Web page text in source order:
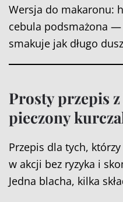
Wersja do makaronu:
cebula podsmażona
smakuje jak długo
Prosty przepis
pieczony
Przepis dla tych,
w akcji bez ryzyka i
Jedna blacha, kilka